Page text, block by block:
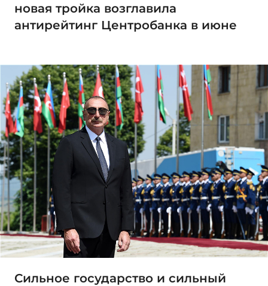
новая тройка возглавила
антирейтинг Центробанка в июне
Сильное государство и сильный